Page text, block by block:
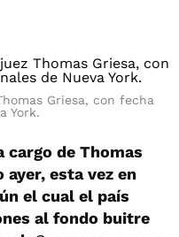
Griesa, con fecha
York.
cargo de Thomas
esta vez en
el cual el país
al fondo buitre